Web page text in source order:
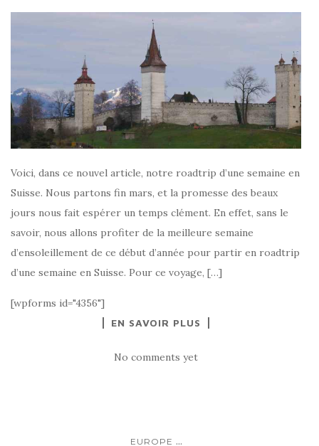
Voici, dans ce nouvel article, notre roadtrip d’une semaine en
Suisse. Nous partons fin mars, et la promesse des beaux
jours nous fait espérer un temps clément. En effet, sans le
savoir, nous allons profiter de la meilleure semaine
d’ensoleillement de ce début d’année pour partir en roadtrip
d’une semaine en Suisse. Pour ce voyage, […]
[wpforms id="4356"]
EN SAVOIR PLUS
No comments yet
EUROPE ...